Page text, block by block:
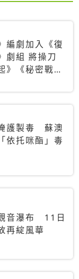
編劇加入《復
劇組 將操刀
》《秘密戰
護製毒 蘇澳
依托咪酯」毒
音瀑布 11日
再綻風華